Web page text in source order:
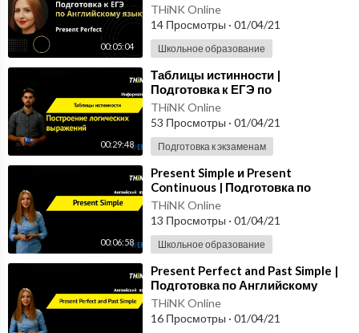
00:05:04
THiNK Online
14 Просмотры · 01/04/21
Школьное образование
00:29:48
⁣Таблицы истинности |
Подготовка к ЕГЭ по
Информатике
THiNK Online
53 Просмотры · 01/04/21
Подготовка к экзаменам
00:06:58
⁣Present Simple и Present
Continuous | Подготовка по
Английскому языку
THiNK Online
13 Просмотры · 01/04/21
Школьное образование
⁣Present Perfect and Past Simple |
Подготовка по Английскому
языку
THiNK Online
16 Просмотры · 01/04/21